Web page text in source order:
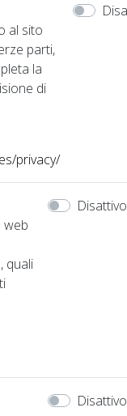
al sito
parti,
la
di
privacy/
web
quali
Disattivo
Disattivo